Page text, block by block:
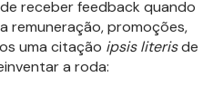
receber feedback quando
remuneração, promoções,
uma citação ipsis literisde
a roda: